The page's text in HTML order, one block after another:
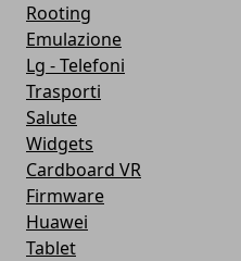
Rooting
Emulazione
Lg - Telefoni
Trasporti
Salute
Widgets
Cardboard VR
Firmware
Huawei
Tablet